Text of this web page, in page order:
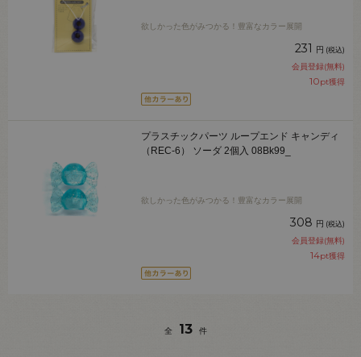
欲しかった色がみつかる！豊富なカラー展開
231 円 (税込)
会員登録(無料)
10pt獲得
プラスチックパーツ ループエンド キャンディ
（REC-6） ソーダ 2個入 08Bk99_
欲しかった色がみつかる！豊富なカラー展開
308 円 (税込)
会員登録(無料)
14pt獲得
全 13 件